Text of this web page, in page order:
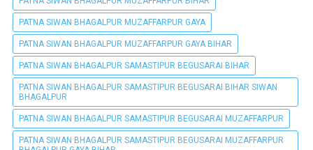
PATNA SIWAN BHAGALPUR MUZAFFARPUR GAYA
PATNA SIWAN BHAGALPUR MUZAFFARPUR GAYA BIHAR
PATNA SIWAN BHAGALPUR SAMASTIPUR BEGUSARAI BIHAR
PATNA SIWAN BHAGALPUR SAMASTIPUR BEGUSARAI BIHAR SIWAN
BHAGALPUR
PATNA SIWAN BHAGALPUR SAMASTIPUR BEGUSARAI MUZAFFARPUR
PATNA SIWAN BHAGALPUR SAMASTIPUR BEGUSARAI MUZAFFARPUR